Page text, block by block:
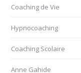
Coaching de Vie
Hypnocoaching
Coaching Scolaire
Anne Gahide